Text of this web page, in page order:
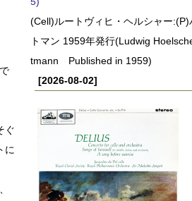
ぐ
に
(Cell)ルートヴィヒ・ヘルシャー
トマン 1959年発行(Ludwig
tmann Published in 1959)
[2026-08-02]